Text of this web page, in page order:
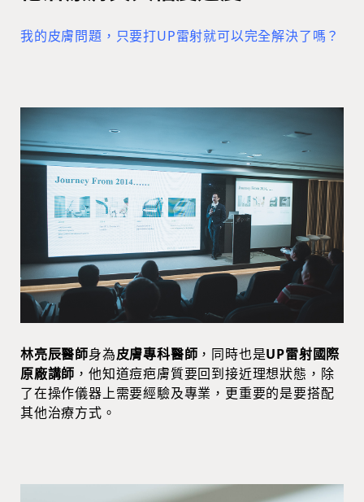
我的皮膚問題，只要打UP雷射就可以完全解決了嗎？
林亮辰醫師身為皮膚專科醫師 ，同時也是UP雷射國際
原廠講師 ，他知道痘疤膚質要回到接近理想狀態，除
了在操作儀器上需要經驗及專業，更重要的是要搭配
其他治療方式。